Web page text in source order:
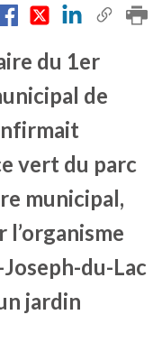
du 1er
de
vert du parc
municipal,
du-Lac
jardin